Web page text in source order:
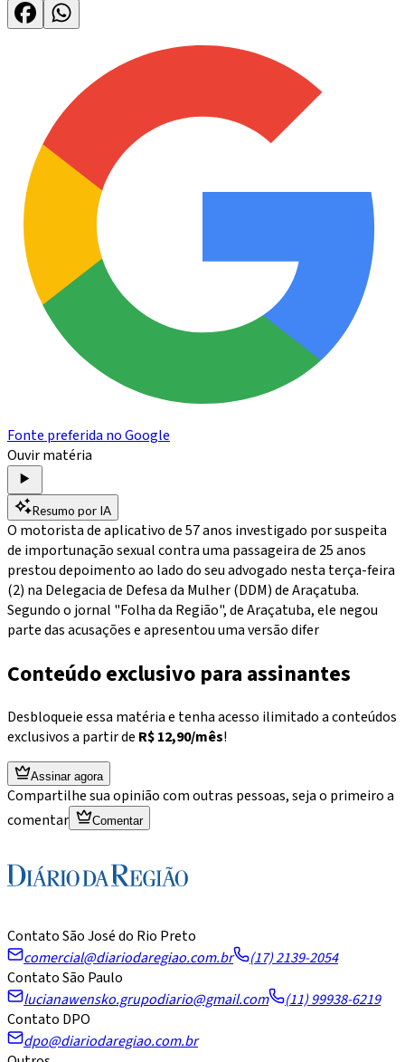
Fonte preferida no Google
Ouvir matéria
Resumo por IA
O motorista de aplicativo de 57 anos investigado por suspeita
de importunação sexual contra uma passageira de 25 anos
prestou depoimento ao lado do seu advogado nesta terça-feira
(2) na Delegacia de Defesa da Mulher (DDM) de Araçatuba.
Segundo o jornal "Folha da Região", de Araçatuba, ele negou
parte das acusações e apresentou uma versão difer
Conteúdo exclusivo para assinantes
Desbloqueie essa matéria e tenha acesso ilimitado a conteúdos
exclusivos a partir de R$ 12,90/mês!
Assinar agora
Compartilhe sua opinião com outras pessoas, seja o primeiro a
comentar
Comentar
Contato São José do Rio Preto
comercial@diariodaregiao.com.br
(17) 2139-2054
Contato São Paulo
lucianawensko.grupodiario@gmail.com
(11) 99938-6219
Contato DPO
dpo@diariodaregiao.com.br